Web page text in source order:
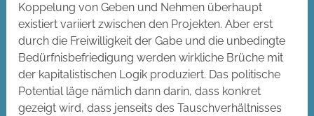
Koppelung von Geben und Nehmen überhaupt
existiert variiert zwischen den Projekten. Aber erst
durch die Freiwilligkeit der Gabe und die unbedingte
Bedürfnisbefriedigung werden wirkliche Brüche mit
der kapitalistischen Logik produziert. Das politische
Potential läge nämlich dann darin, dass konkret
gezeigt wird, dass jenseits des Tauschverhältnisses